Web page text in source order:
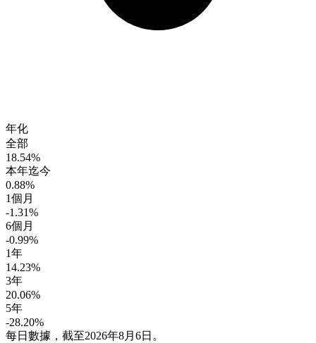
年化
全部
18.54%
本年迄今
0.88%
1個月
-1.31%
6個月
-0.99%
1年
14.23%
3年
20.06%
5年
-28.20%
每日數據，截至2026年8月6日。